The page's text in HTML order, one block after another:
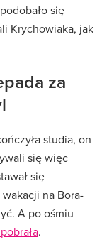
się
Krychowiaka, jak
za
studia, on
się więc
się
na Bora-
A po ośmiu
.